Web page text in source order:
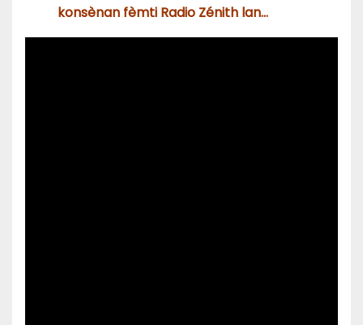
konsènan fèmti Radio Zénith lan…